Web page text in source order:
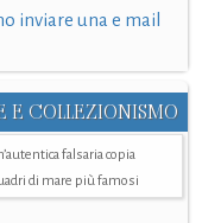
inviare una e mail
E COLLEZIONISMO
falsaria copia
di mare più famosi